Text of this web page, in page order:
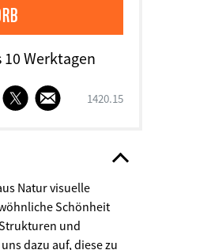
Werktagen
Twitter
E-
SKU
1420.15
Natur visuelle
Schönheit
und
dazu auf, diese zu